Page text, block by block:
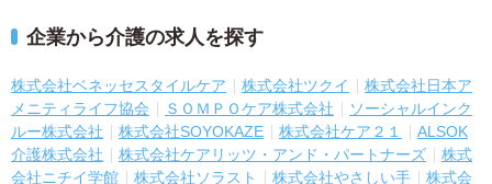
企業から介護の求人を探す
株式会社ベネッセスタイルケア 株式会社ツクイ
株式会社日本ア
メニティライフ協会
ＳＯＭＰＯケア株式会社
ソーシャルインク
ルー株式会社
株式会社SOYOKAZE 株式会社ケア２１
ALSOK
介護株式会社
株式会社ケアリッツ・アンド・パートナーズ
株式
会社ニチイ学館
株式会社ソラスト 株式会社やさしい手
株式会